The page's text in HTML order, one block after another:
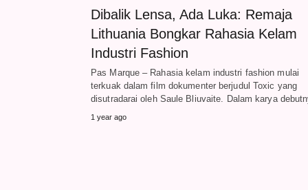
Dibalik Lensa, Ada Luka: Remaja
Lithuania Bongkar Rahasia Kelam
Industri Fashion
Pas Marque – Rahasia kelam industri fashion mulai
terkuak dalam film dokumenter berjudul Toxic yang
disutradarai oleh Saule Bliuvaite. Dalam karya
1 year ago